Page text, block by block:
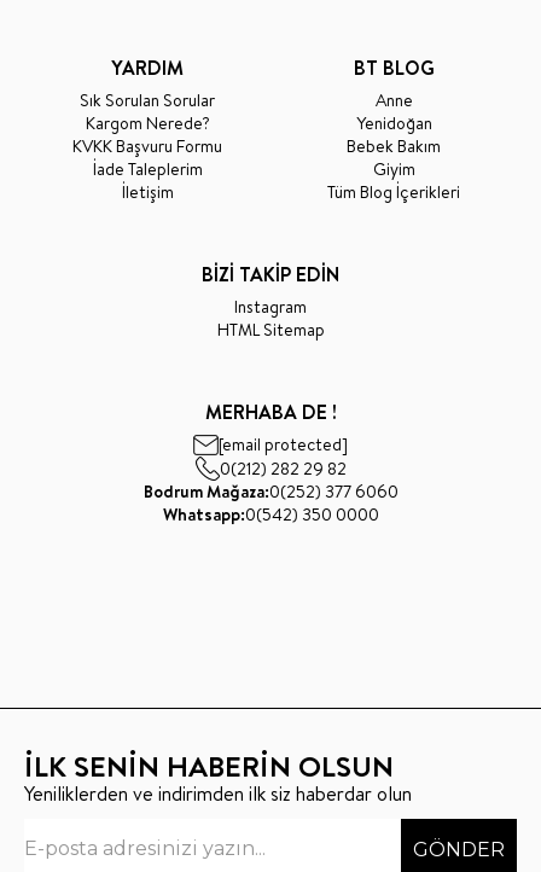
YARDIM
Sık Sorulan Sorular
Kargom Nerede?
KVKK Başvuru Formu
İade Taleplerim
İletişim
BT BLOG
Anne
Yenidoğan
Bebek Bakım
Giyim
Tüm Blog İçerikleri
BİZİ TAKİP EDİN
Instagram
HTML Sitemap
MERHABA DE !
[email protected]
0(212) 282 29 82
Bodrum Mağaza:0(252) 377 6060
Whatsapp:0(542) 350 0000
İLK SENİN HABERİN OLSUN
Yeniliklerden ve indirimden ilk siz haberdar olun
GÖNDER